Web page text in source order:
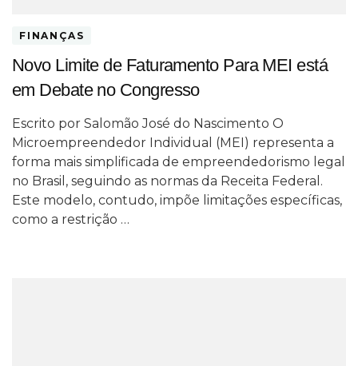
FINANÇAS
Novo Limite de Faturamento Para MEI está
em Debate no Congresso
Escrito por Salomão José do Nascimento O
Microempreendedor Individual (MEI) representa a
forma mais simplificada de empreendedorismo legal
no Brasil, seguindo as normas da Receita Federal.
Este modelo, contudo, impõe limitações específicas,
como a restrição …